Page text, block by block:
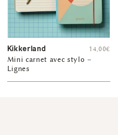
Kikkerland
Mini carnet avec stylo –
Lignes
14,00€